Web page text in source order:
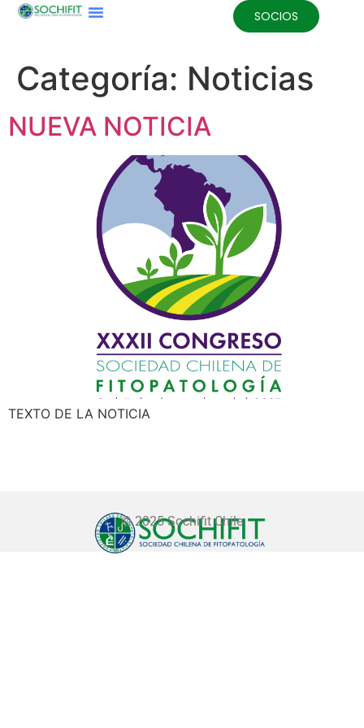
SOCIOS
Categoría: Noticias
NUEVA NOTICIA
TEXTO DE LA NOTICIA
© 2025 Sochifit Chile